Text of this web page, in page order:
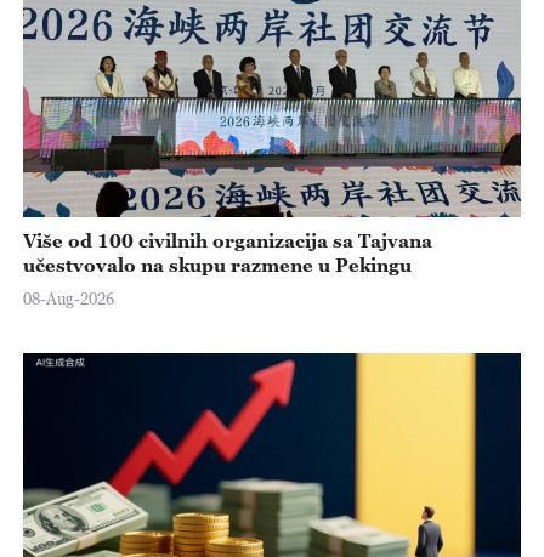
Više od 100 civilnih organizacija sa Tajvana
učestvovalo na skupu razmene u Pekingu
08-Aug-2026